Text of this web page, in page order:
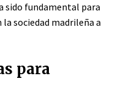
sido fundamental para
sociedad madrileña a
para